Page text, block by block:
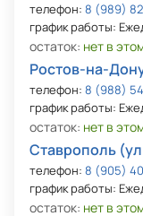
телефон: 8 (989)
график работы:
остаток: нет в
Ростов-на-
телефон: 8 (988)
график работы:
остаток: нет в
Ставрополь
телефон: 8 (905)
график работы:
остаток: нет в